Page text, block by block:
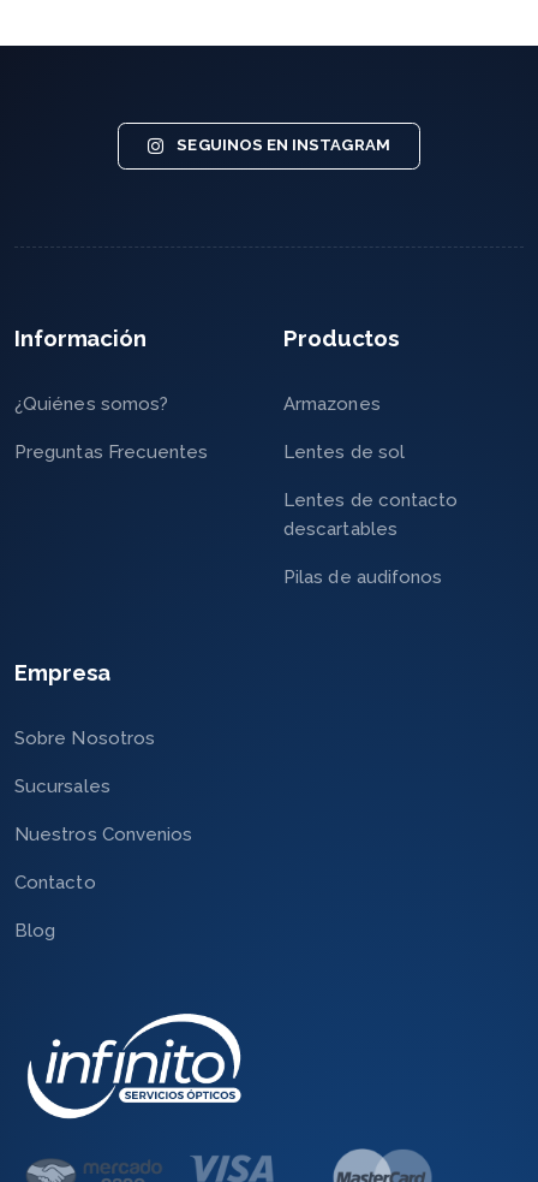
SEGUINOS EN INSTAGRAM
Información
¿Quiénes somos?
Preguntas Frecuentes
Productos
Armazones
Lentes de sol
Lentes de contacto
descartables
Pilas de audifonos
Empresa
Sobre Nosotros
Sucursales
Nuestros Convenios
Contacto
Blog